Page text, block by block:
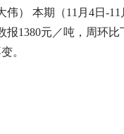
） 本期（11月4日-11
1380元／吨，周环
。